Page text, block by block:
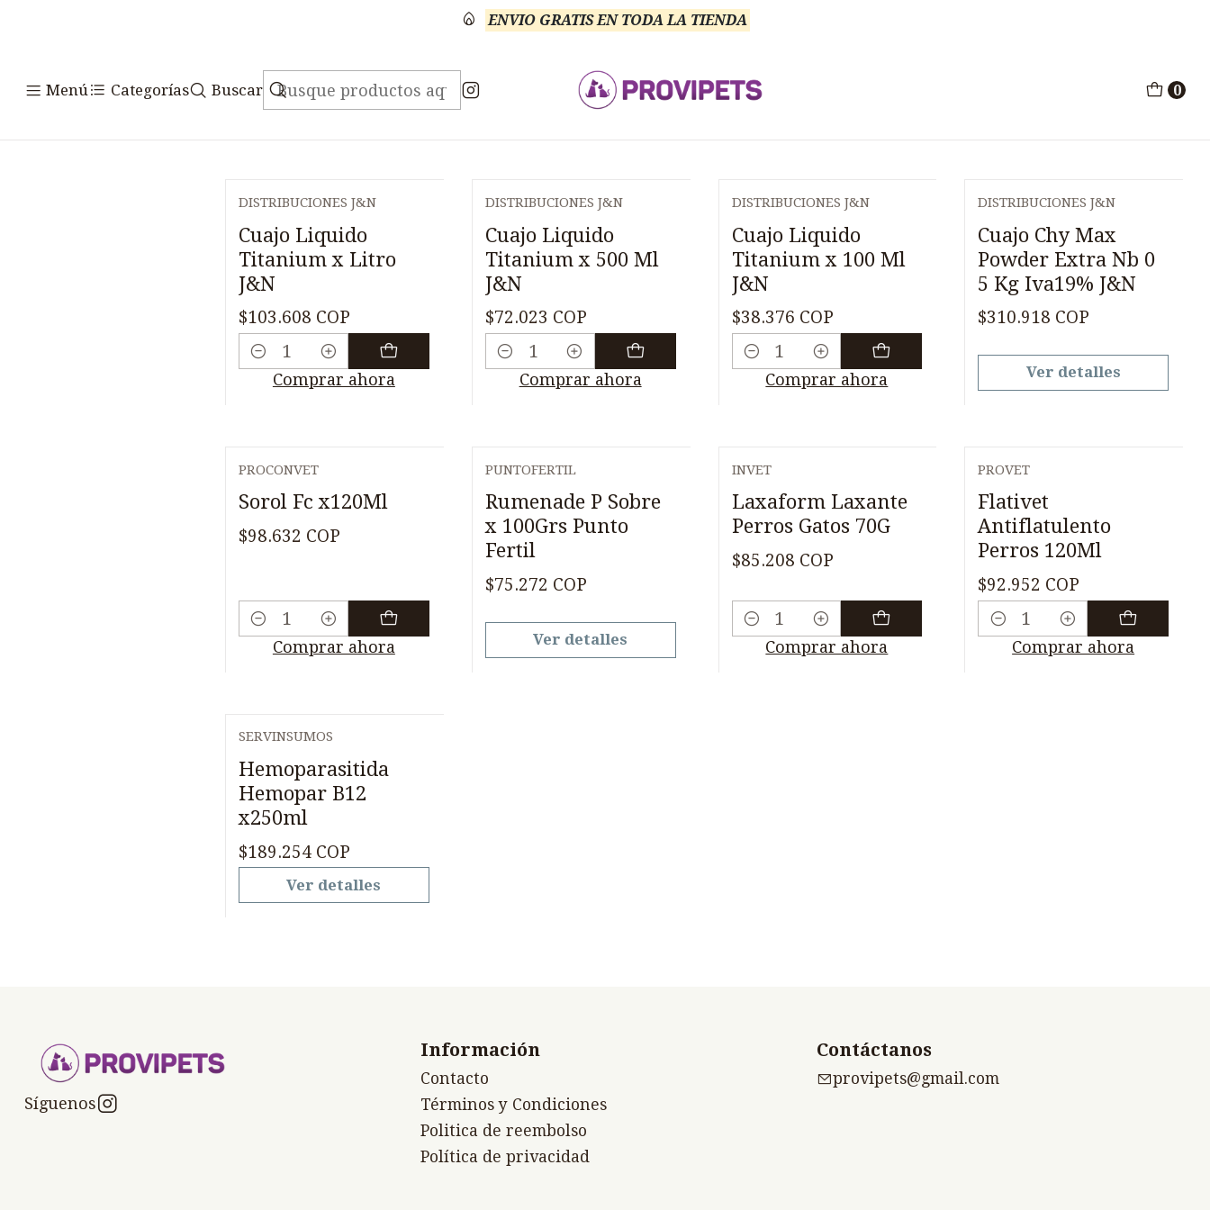
Menú Categorías Buscar 0
ENVIO GRATIS EN TODA LA TIENDA
Inicio Medicamentos Veterinario Varios
Veterinario Varios
DISTRIBUCIONES J&N
Cuajo Liquido
Titanium x Litro
J&N
$103.608 COP
Cantidad
Comprar ahora
DISTRIBUCIONES J&N
Cuajo Liquido
Titanium x 500 Ml
J&N
$72.023 COP
Cantidad
Comprar ahora
DISTRIBUCIONES J&N
Cuajo Liquido
Titanium x 100 Ml
J&N
$38.376 COP
Cantidad
Comprar ahora
DISTRIBUCIONES J&N
Cuajo Chy Max
Powder Extra Nb 0
5 Kg Iva19% J&N
$310.918 COP
Ver detalles
PROCONVET
Sorol Fc x120Ml
$98.632 COP
Cantidad
Comprar ahora
PUNTOFERTIL
Rumenade P Sobre
x 100Grs Punto
Fertil
$75.272 COP
Ver detalles
INVET
Laxaform Laxante
Perros Gatos 70G
$85.208 COP
Cantidad
Comprar ahora
PROVET
Flativet
Antiflatulento
Perros 120Ml
$92.952 COP
Cantidad
Comprar ahora
SERVINSUMOS
Hemoparasitida
Hemopar B12
x250ml
$189.254 COP
Ver detalles
Síguenos
Información
Contacto
Términos y Condiciones
Politica de reembolso
Política de privacidad
Contáctanos
provipets@gmail.com